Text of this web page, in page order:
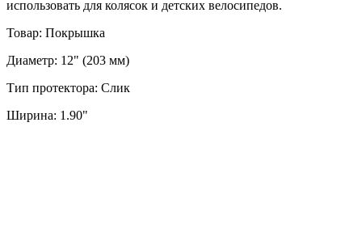
использовать для колясок и детских велосипедов.
Товар: Покрышка
Диаметр: 12" (203 мм)
Тип протектора: Слик
Ширина: 1.90"